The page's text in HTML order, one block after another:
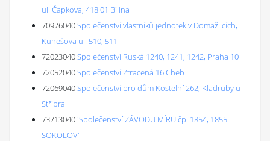
ul. Čapkova, 418 01 Bílina
70976040Společenství vlastníků jednotek v Domažlicích,
Kunešova ul. 510, 511
72023040Společenství Ruská 1240, 1241, 1242, Praha 10
72052040Společenství Ztracená 16 Cheb
72069040Společenství pro dům Kostelní 262, Kladruby u
Stříbra
73713040'Společenství ZÁVODU MÍRU čp. 1854, 1855
SOKOLOV'